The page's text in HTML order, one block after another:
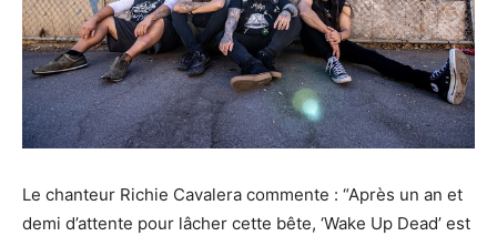
Le chanteur Richie Cavalera commente : “Après un an et
demi d’attente pour lâcher cette bête, ‘Wake Up Dead’ est